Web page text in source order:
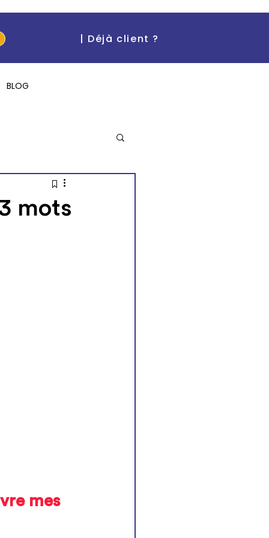
| Déjà client ?
BLOG
"I can't believe it!"
mots
mes